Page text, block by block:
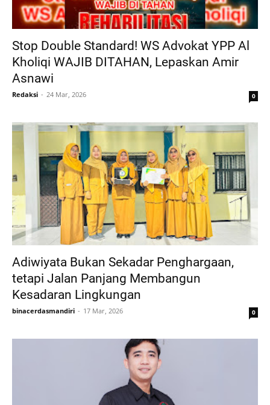
Stop Double Standard! WS Advokat YPP Al
Kholiqi WAJIB DITAHAN, Lepaskan Amir
Asnawi
Redaksi 24 Mar, 2026 0
Adiwiyata Bukan Sekadar Penghargaan,
tetapi Jalan Panjang Membangun
Kesadaran Lingkungan
binacerdasmandiri 17 Mar, 2026 0